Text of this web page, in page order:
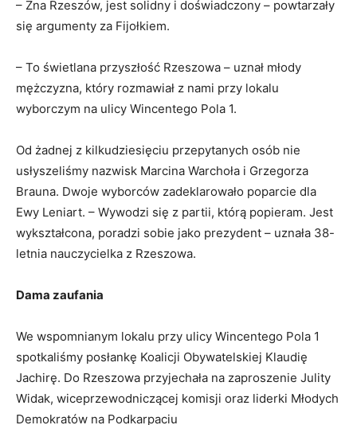
– Zna Rzeszów, jest solidny i doświadczony – powtarzały
się argumenty za Fijołkiem.
– To świetlana przyszłość Rzeszowa – uznał młody
mężczyzna, który rozmawiał z nami przy lokalu
wyborczym na ulicy Wincentego Pola 1.
Od żadnej z kilkudziesięciu przepytanych osób nie
usłyszeliśmy nazwisk Marcina Warchoła i Grzegorza
Brauna. Dwoje wyborców zadeklarowało poparcie dla
Ewy Leniart. – Wywodzi się z partii, którą popieram. Jest
wykształcona, poradzi sobie jako prezydent – uznała 38-
letnia nauczycielka z Rzeszowa.
Dama zaufania
We wspomnianym lokalu przy ulicy Wincentego Pola 1
spotkaliśmy posłankę Koalicji Obywatelskiej Klaudię
Jachirę. Do Rzeszowa przyjechała na zaproszenie Julity
Widak, wiceprzewodniczącej komisji oraz liderki Młodych
Demokratów na Podkarpaciu